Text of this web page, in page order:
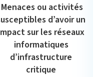
Menaces ou activités
d’avoir un
sur les réseaux
informatiques
d’infrastructure
critique